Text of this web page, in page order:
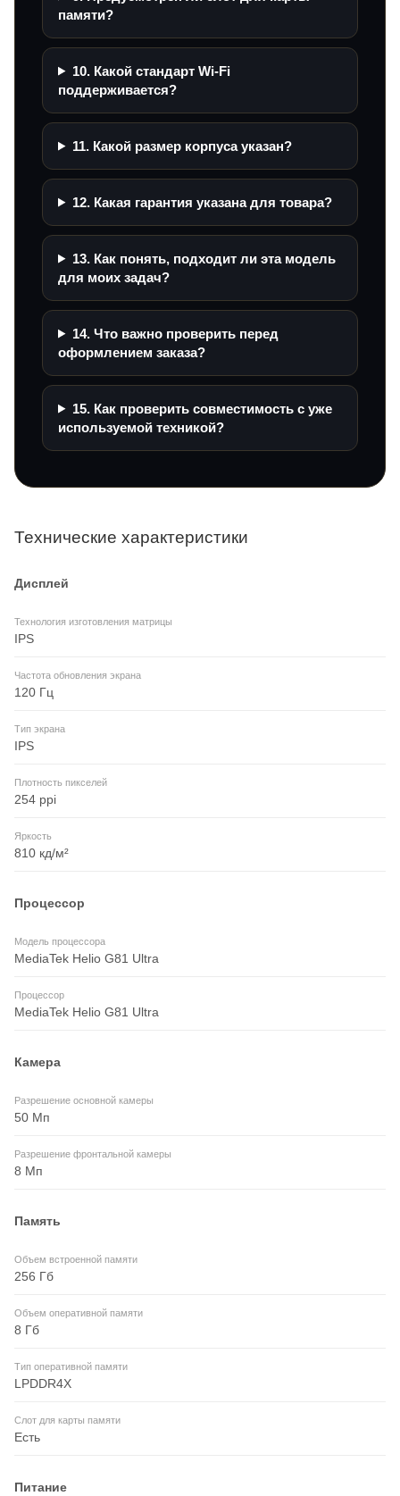
памяти?
10. Какой стандарт Wi‑Fi
поддерживается?
11. Какой размер корпуса указан?
12. Какая гарантия указана для товара?
13. Как понять, подходит ли эта модель
для моих задач?
14. Что важно проверить перед
оформлением заказа?
15. Как проверить совместимость с уже
используемой техникой?
Технические характеристики
Дисплей
Технология изготовления матрицы
IPS
Частота обновления экрана
120 Гц
Тип экрана
IPS
Плотность пикселей
254 ppi
Яркость
810 кд/м²
Процессор
Модель процессора
MediaTek Helio G81 Ultra
Процессор
MediaTek Helio G81 Ultra
Камера
Разрешение основной камеры
50 Мп
Разрешение фронтальной камеры
8 Мп
Память
Объем встроенной памяти
256 Гб
Объем оперативной памяти
8 Гб
Тип оперативной памяти
LPDDR4X
Слот для карты памяти
Есть
Питание